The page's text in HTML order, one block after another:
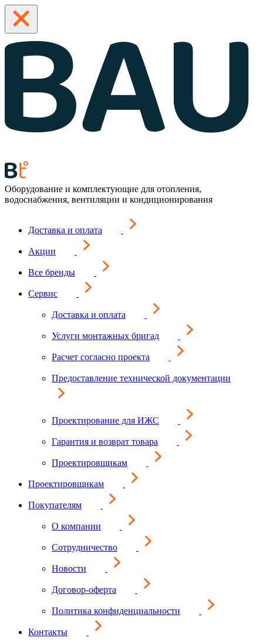
Оборудование и комплектующие для отопления,
водоснабжения, вентиляции и кондиционирования
Доставка и оплата
Акции
Все бренды
Сервис
Доставка и оплата
Услуги монтажных бригад
Расчет согласно проекта
Предоставление технической документации
Проектирование для ИЖС
Гарантия и возврат товара
Проектировщикам
Проектировщикам
Покупателям
О компании
Сотрудничество
Новости
Договор-оферта
Политика конфиденциальности
Контакты